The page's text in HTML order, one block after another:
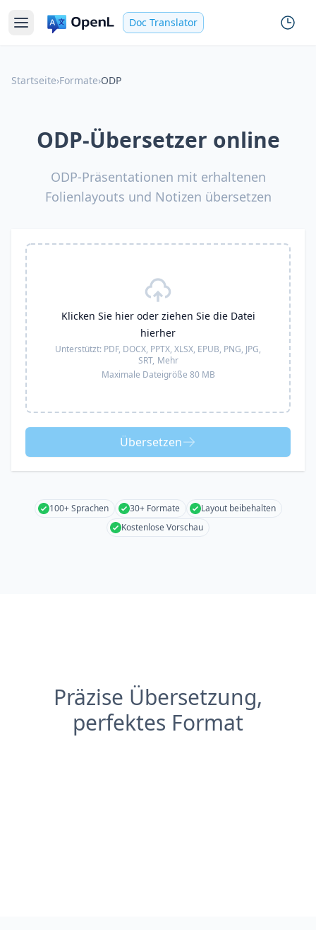
Doc Translator
Startseite›Formate›ODP
ODP-Übersetzer online
ODP-Präsentationen mit erhaltenen
Folienlayouts und Notizen übersetzen
Klicken Sie hier oder ziehen Sie die Datei
hierher
Unterstützt: PDF, DOCX, PPTX, XLSX, EPUB, PNG, JPG,
SRT, Mehr
Maximale Dateigröße 80 MB
Übersetzen
100+ Sprachen 30+ Formate
Layout beibehalten
Kostenlose Vorschau
Präzise Übersetzung,
perfektes Format